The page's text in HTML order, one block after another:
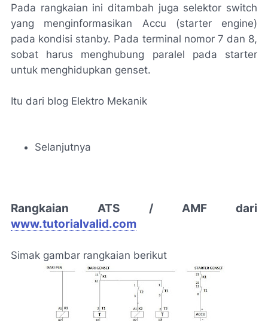
Pada rangkaian ini ditambah juga selektor switch
yang menginformasikan Accu (starter engine)
pada kondisi stanby. Pada terminal nomor 7 dan 8,
sobat harus menghubung paralel pada starter
untuk menghidupkan genset.
Itu dari blog Elektro Mekanik
Selanjutnya
Rangkaian ATS / AMF dari
www.tutorialvalid.com
Simak gambar rangkaian berikut